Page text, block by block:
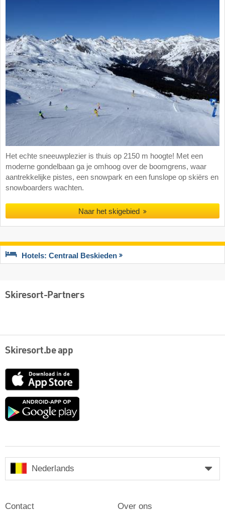
Het echte sneeuwplezier is thuis op 2150 m hoogte! Met een
moderne gondelbaan ga je omhoog over de boomgrens, waar
aantrekkelijke pistes, een snowpark en een funslope op skiërs en
snowboarders wachten.
Naar het skigebied
Hotels: Centraal Beskieden
Skiresort-Partners
Skiresort.be app
App
Google
Nederlands
Contact Over ons